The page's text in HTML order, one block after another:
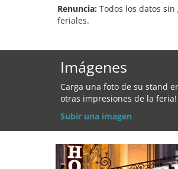
Renuncia: Todos los datos
feriales.
Imágenes
Carga una foto de su stand
otras impresiones de la feria!
Subir una imagen